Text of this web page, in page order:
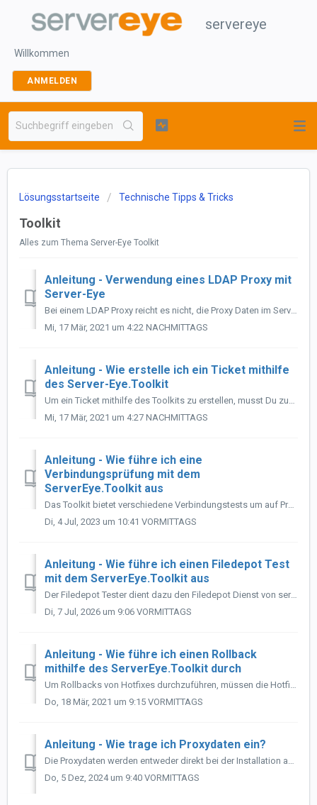
servereye
Willkommen
ANMELDEN
Lösungsstartseite Technische Tipps & Tricks
Toolkit
Alles zum Thema Server-Eye Toolkit
Anleitung - Verwendung eines LDAP Proxy mit
Server-Eye
Bei einem LDAP Proxy reicht es nicht, die Proxy Daten im Server-Eye zu hinterlegen. Um Server-Eye mit einem LDAP Proxy zu verwenden, sind folgende Schr...
Mi, 17 Mär, 2021 um 4:22 NACHMITTAGS
Anleitung - Wie erstelle ich ein Ticket mithilfe
des Server-Eye.Toolkit
Um ein Ticket mithilfe des Toolkits zu erstellen, musst Du zuerst in dieser Maske alle Formular Felder ausfüllen. Hier gibst Du bitte Deine E-Mail-Adresse e...
Mi, 17 Mär, 2021 um 4:27 NACHMITTAGS
Anleitung - Wie führe ich eine
Verbindungsprüfung mit dem
ServerEye.Toolkit aus
Das Toolkit bietet verschiedene Verbindungstests um auf Problematiken im Netzwerk rückschließen zu können. Wähle hierfür bitte den Menüpunkt Verbindungsprüf...
Di, 4 Jul, 2023 um 10:41 VORMITTAGS
Anleitung - Wie führe ich einen Filedepot Test
mit dem ServerEye.Toolkit aus
Der Filedepot Tester dient dazu den Filedepot Dienst von servereye auf korrekte Funktionalität zu prüfen. Hierfür werden vom Benutzer entsprechende Download...
Di, 7 Jul, 2026 um 9:06 VORMITTAGS
Anleitung - Wie führe ich einen Rollback
mithilfe des ServerEye.Toolkit durch
Um Rollbacks von Hotfixes durchzuführen, müssen die Hotfixes mindestens mit Version 1.0.12.0 des Toolkits installiert worden sein. Ein Rollback ist nach Ins...
Do, 18 Mär, 2021 um 9:15 VORMITTAGS
Anleitung - Wie trage ich Proxydaten ein?
Die Proxydaten werden entweder direkt bei der Installation abgefragt/gesetzt oder Du kannst diese nachträglich über das Proxy Tool hinzufügen. Das Pro...
Do, 5 Dez, 2024 um 9:40 VORMITTAGS